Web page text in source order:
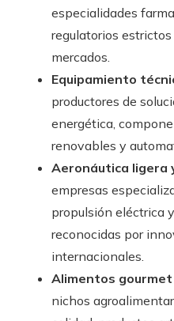
especialidades
regulatorios
mercados.
Equipamiento
productores de
energética,
renovables y
Aeronáutica ligera
empresas
propulsión eléctrica
reconocidas por
internacionales.
Alimentos
nichos